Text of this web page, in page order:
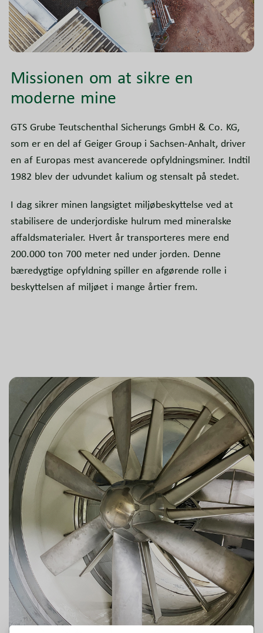
Missionen om at sikre en
moderne mine
GTS Grube Teutschenthal Sicherungs GmbH & Co. KG,
som er en del af Geiger Group i Sachsen-Anhalt, driver
en af Europas mest avancerede opfyldningsminer. Indtil
1982 blev der udvundet kalium og stensalt på stedet.
I dag sikrer minen langsigtet miljøbeskyttelse ved at
stabilisere de underjordiske hulrum med mineralske
affaldsmaterialer. Hvert år transporteres mere end
200.000 ton 700 meter ned under jorden. Denne
bæredygtige opfyldning spiller en afgørende rolle i
beskyttelsen af miljøet i mange årtier frem.